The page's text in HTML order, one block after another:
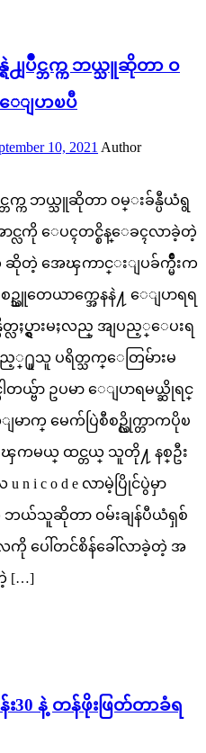
ရဲ႕ျပဳိင္ဘက္က ဘယ္သူဆိုတာ ဝ
ေျပာၿပီ
10, 2021 Author
ပဳိင္ဘက္က ဘယ္သူဆိုတာ ဝမ္းခ်န္ပီယံရွ
င္လကို ေပၚတင္စိန္ေခၚလာခဲ့တဲ့
တဲ့ အေၾကာင္းျပခ်က္မ်ိဳးက
သူတေယာက္အေနနဲ႔ ေျပာရရ
လႈပ္ရွားမႈလည္ အျပည့္ေပးရ
သူ ပရိတ္သက္ေတြမ်ားမ
တယ္ဗ်ာ ဥပမာ ေျပာရမယ္ဆိုရင္
ာက္ မေက်ပြဲစီစဥ္လိုက္တာကပိုၿ
းၾကမယ္ ထင္တယ္ သူတို႔ နစ္ဦး
i c o d e လာမဲ့ပြိုင်ပွဲမှာ
ယ်သူဆိုတာ ဝမ်းချန်ပီယံရှစ်
လကို ပေါ်တင်စိန်ခေါ်လာခဲ့တဲ့ အ
[…]
နဲ့ တန်ဖိုးဖြတ်တာခံရ